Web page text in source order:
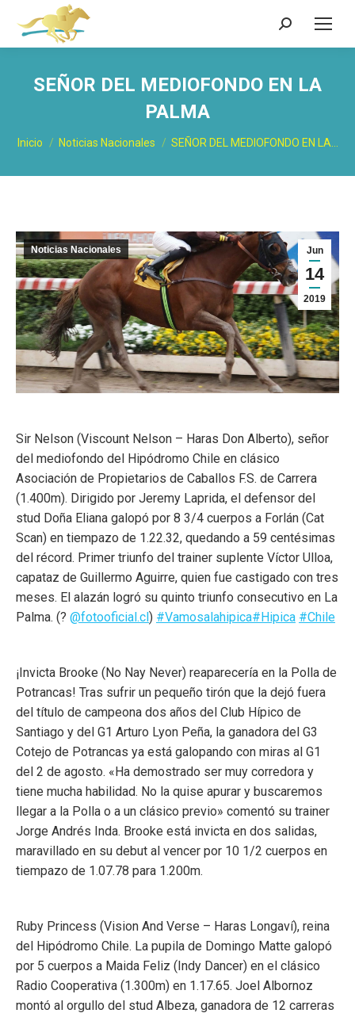
Buscar:
SEÑOR DEL MEDIOFONDO EN LA
PALMA
Estás aquí:
Inicio Noticias Nacionales SEÑOR DEL MEDIOFONDO EN LA…
Jun
14
2019
Noticias Nacionales
Sir Nelson (Viscount Nelson – Haras Don Alberto), señor
del mediofondo del Hipódromo Chile en clásico
Asociación de Propietarios de Caballos F.S. de Carrera
(1.400m). Dirigido por Jeremy Laprida, el defensor del
stud Doña Eliana galopó por 8 3/4 cuerpos a Forlán (Cat
Scan) en tiempazo de 1.22.32, quedando a 59 centésimas
del récord. Primer triunfo del trainer suplente Víctor Ulloa,
capataz de Guillermo Aguirre, quien fue castigado con tres
meses. El alazán logró su quinto triunfo consecutivo en La
Palma. (? @fotooficial.cl) #Vamosalahipica#Hipica #Chile
¡Invicta Brooke (No Nay Never) reaparecería en la Polla de
Potrancas! Tras sufrir un pequeño tirón que la dejó fuera
del título de campeona dos años del Club Hípico de
Santiago y del G1 Arturo Lyon Peña, la ganadora del G3
Cotejo de Potrancas ya está galopando con miras al G1
del 2 de agosto. «Ha demostrado ser muy corredora y
tiene mucha habilidad. No la quise apurar y buscaremos
llegar a la Polla o a un clásico previo» comentó su trainer
Jorge Andrés Inda. Brooke está invicta en dos salidas,
maravillado en su debut al vencer por 10 1/2 cuerpos en
tiempazo de 1.07.78 para 1.200m.
Ruby Princess (Vision And Verse – Haras Longaví), reina
del Hipódromo Chile. La pupila de Domingo Matte galopó
por 5 cuerpos a Maida Feliz (Indy Dancer) en el clásico
Radio Cooperativa (1.300m) en 1.17.65. Joel Albornoz
montó al orgullo del stud Albeza, ganadora de 12 carreras